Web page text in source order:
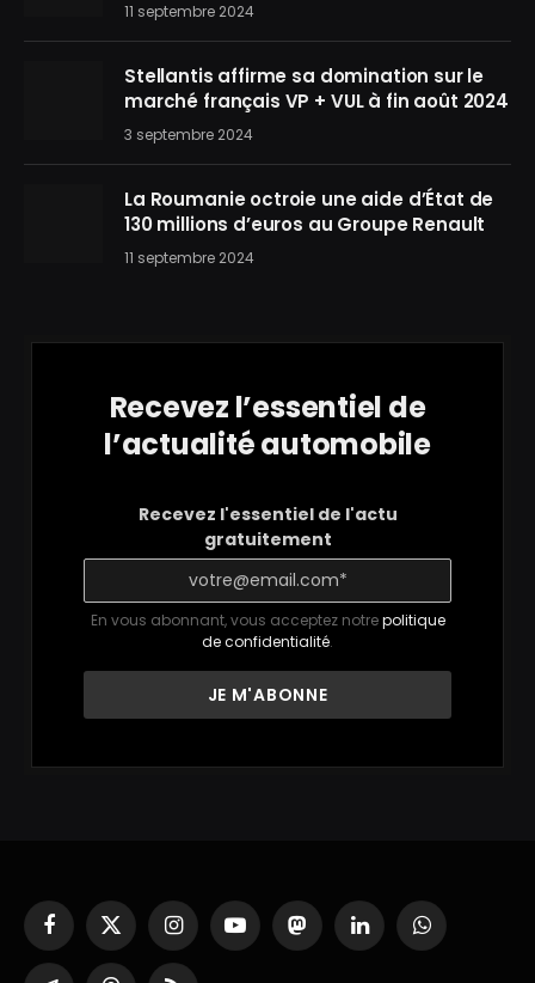
11 septembre 2024
Stellantis affirme sa domination sur le
marché français VP + VUL à fin août 2024
3 septembre 2024
La Roumanie octroie une aide d’État de
130 millions d’euros au Groupe Renault
11 septembre 2024
Recevez l’essentiel de
l’actualité automobile
Recevez l'essentiel de l'actu
gratuitement
En vous abonnant, vous acceptez notrepolitique
de confidentialité.
Facebook
X
(Twitter)
InstagramYouTubeMastodonLinkedInWhatsApp